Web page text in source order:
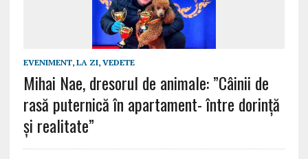
EVENIMENT, LA ZI, VEDETE
Mihai Nae, dresorul de animale: ”Câinii de
rasă puternică în apartament- între dorință
și realitate”